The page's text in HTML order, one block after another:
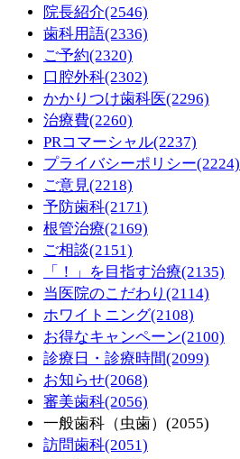
院長紹介(2546)
歯科用語(2336)
ご予約(2320)
口腔外科(2302)
かかりつけ歯科医(2296)
治療費(2260)
PRコマーシャル(2237)
プライバシーポリシー(2224)
ご意見(2218)
予防歯科(2171)
根管治療(2169)
ご相談(2151)
「！」を目指す治療(2135)
当医院のこだわり (2114)
ホワイトニング(2108)
お得なキャンペーン(2100)
診療日・診療時間(2099)
お知らせ(2068)
審美歯科(2056)
一般歯科（虫歯） (2055)
訪問歯科(2051)